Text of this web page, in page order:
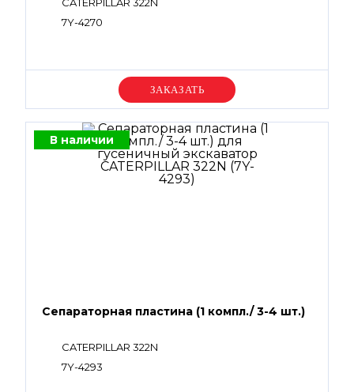
7Y-4270
Уточняйте цену
В наличии
Сепараторная пластина (1 компл./ 3-4 шт.)
CATERPILLAR 322N
7Y-4293